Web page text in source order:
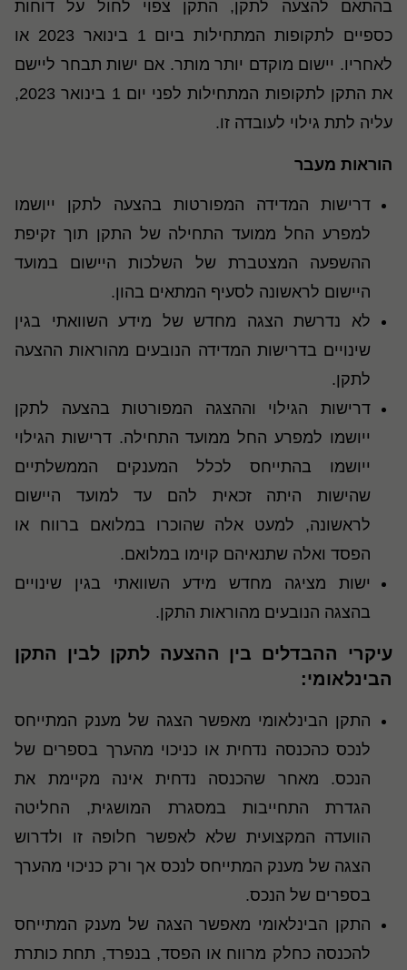
בהתאם להצעה לתקן, התקן צפוי לחול על דוחות
כספיים לתקופות המתחילות ביום 1 בינואר 2023 או
לאחריו. יישום מוקדם יותר מותר. אם ישות תבחר ליישם
את התקן לתקופות המתחילות לפני יום 1 בינואר 2023,
עליה לתת גילוי לעובדה זו.
הוראות מעבר
דרישות המדידה המפורטות בהצעה לתקן ייושמו
למפרע החל ממועד התחילה של התקן תוך זקיפת
ההשפעה המצטברת של השלכות היישום במועד
היישום לראשונה לסעיף המתאים בהון.
לא נדרשת הצגה מחדש של מידע השוואתי בגין
שינויים בדרישות המדידה הנובעים מהוראות ההצעה
לתקן.
דרישות הגילוי וההצגה המפורטות בהצעה לתקן
ייושמו למפרע החל ממועד התחילה. דרישות הגילוי
ייושמו בהתייחס לכלל המענקים הממשלתיים
שהישות היתה זכאית להם עד למועד היישום
לראשונה, למעט אלה שהוכרו במלואם ברווח או
הפסד ואלה שתנאיהם קוימו במלואם.
ישות מציגה מחדש מידע השוואתי בגין שינויים
בהצגה הנובעים מהוראות התקן.
עיקרי ההבדלים בין ההצעה לתקן לבין התקן
הבינלאומי:
התקן הבינלאומי מאפשר הצגה של מענק המתייחס
לנכס כהכנסה נדחית או כניכוי מהערך בספרים של
הנכס. מאחר שהכנסה נדחית אינה מקיימת את
הגדרת התחייבות במסגרת המושגית, החליטה
הוועדה המקצועית שלא לאפשר חלופה זו ולדרוש
הצגה של מענק המתייחס לנכס אך ורק כניכוי מהערך
בספרים של הנכס.
התקן הבינלאומי מאפשר הצגה של מענק המתייחס
להכנסה כחלק מרווח או הפסד, בנפרד, תחת כותרת